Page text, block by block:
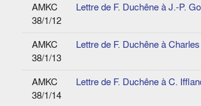
AMKC
38/1/12
Lettre de F. Duchêne à J.-P.
AMKC
38/1/13
Lettre de F. Duchêne à
AMKC
38/1/14
Lettre de F. Duchêne à C.